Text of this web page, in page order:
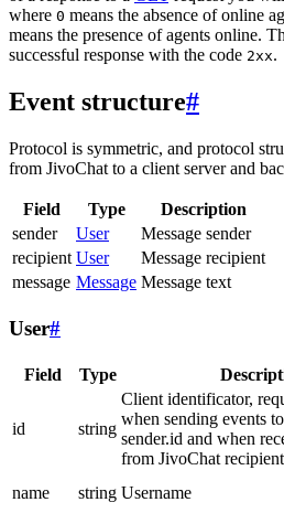
where 0 means the absence of online
means the presence of agents online.
successful response with the code 2xx.
Event structure#
Protocol is symmetric, and protocol
from JivoChat to a client server and
Field Type
Description
sender
User
Message sender
recipient User
Message recipient
message Message Message text
User#
Field Type
id string
Client identificator,
when sending events
sender.id and when
from JivoChat
name string Username